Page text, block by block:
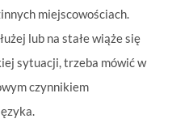
miejscowościach.
lub na stałe wiąże się
sytuacji, trzeba mówić w
czynnikiem